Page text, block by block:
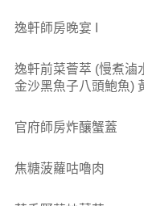
逸軒師房晚宴 I
逸軒前菜薈萃 (慢煮滷
金沙黑魚子八頭鮑魚)
官府師房炸釀蟹蓋
焦糖菠蘿咕嚕肉